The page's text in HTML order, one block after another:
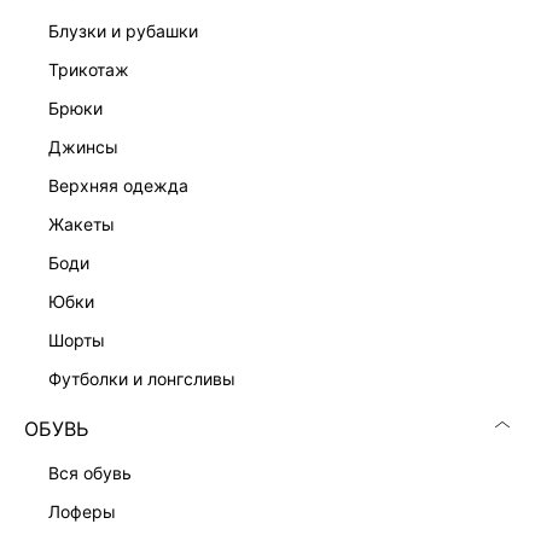
блузки и рубашки
трикотаж
брюки
джинсы
верхняя одежда
жакеты
боди
юбки
шорты
футболки и лонгсливы
ОБУВЬ
вся обувь
лоферы
Подробные условия доставки и возврата
КАТАЛОГ
КОМПАНИЯ